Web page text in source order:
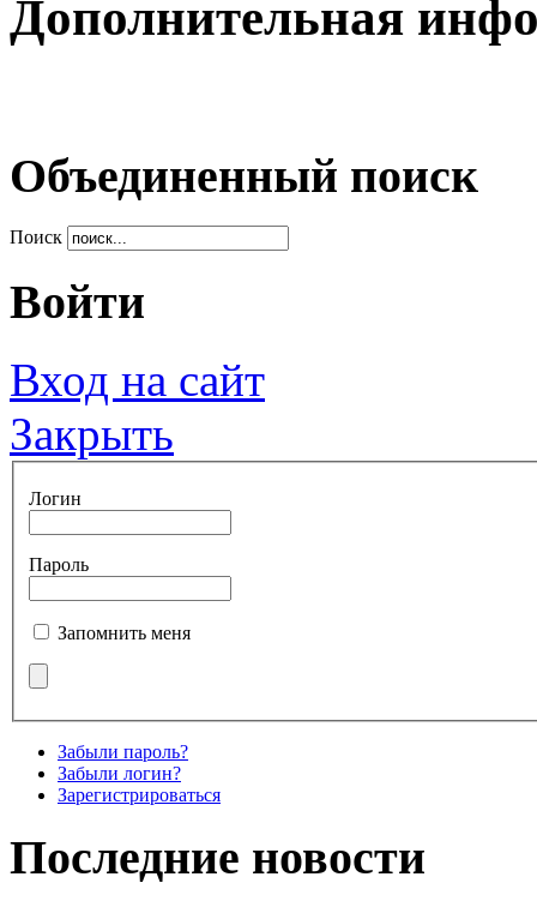
Дополнительная
Объединенный поиск
Поиск
Войти
Вход на сайт
Закрыть
Логин
Пароль
Запомнить меня
Забыли пароль?
Забыли логин?
Зарегистрироваться
Последние новости